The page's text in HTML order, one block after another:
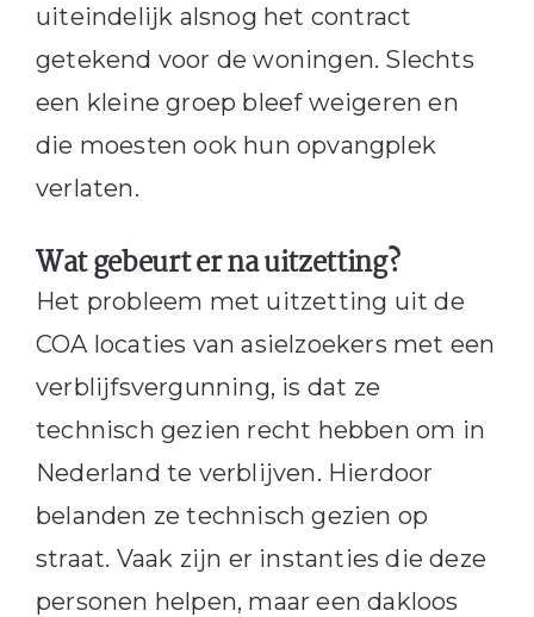
uiteindelijk alsnog het contract
getekend voor de woningen. Slechts
een kleine groep bleef weigeren en
die moesten ook hun opvangplek
verlaten.
Wat gebeurt er na uitzetting?
Het probleem met uitzetting uit de
COA locaties van asielzoekers met een
verblijfsvergunning, is dat ze
technisch gezien recht hebben om in
Nederland te verblijven. Hierdoor
belanden ze technisch gezien op
straat. Vaak zijn er instanties die deze
personen helpen, maar een dakloos